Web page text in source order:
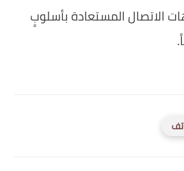
الاتصال المستعادة بأسلوبٍ